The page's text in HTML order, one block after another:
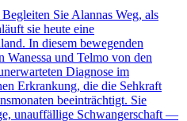
Sie Alannas Weg, als
sie heute eine
In diesem bewegenden
Wanessa und Telmo von den
Diagnose im
Erkrankung, die die Sehkraft
beeinträchtigt. Sie
unauffällige Schwangerschaft —